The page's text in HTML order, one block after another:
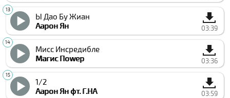
Ы Дао Бу Жиан
Аарон Ян
03:39
Мисс Инcредибле
Магиc Поwер
03:36
1/2
Аарон Ян фт. Г.НА
03:59